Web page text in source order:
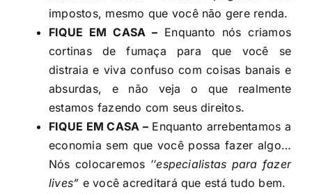
impostos, mesmo que você não gere renda.
FIQUE EM CASA – Enquanto nós criamos
cortinas de fumaça para que você se
distraia e viva confuso com coisas banais e
absurdas, e não veja o que realmente
estamos fazendo com seus direitos.
FIQUE EM CASA –Enquanto arrebentamos a
economia sem que você possa fazer algo…
Nós colocaremos ′′especialistas para fazer
lives” e você acreditará que está tudo bem.